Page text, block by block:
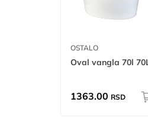
OSTALO
Oval vangla 70l
1363.00 RSD